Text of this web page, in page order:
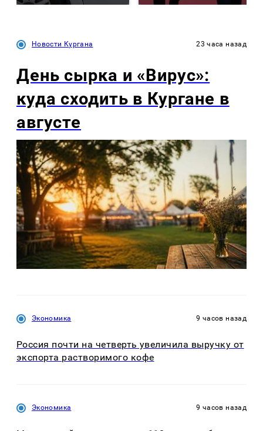
Новости Кургана 23 часа назад
День сырка и «Вирус»:
куда сходить в Кургане в
августе
Экономика 9 часов назад
Россия почти на четверть увеличила выручку от
экспорта растворимого кофе
Экономика 9 часов назад